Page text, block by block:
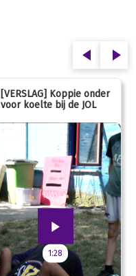
[VERSLAG] Koppie onder
voor koelte bij de JOL
1:28